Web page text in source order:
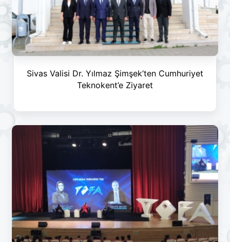
Sivas Valisi Dr. Yılmaz Şimşek’ten Cumhuriyet
Teknokent’e Ziyaret